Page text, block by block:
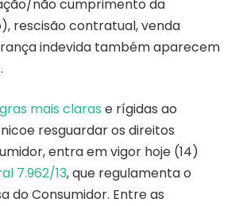
não cumprimento da
rescisão contratual, venda
indevida também aparecem
mais claras e rígidas ao
resguardar os direitos
entra em vigor hoje (14)
7.962/13, que regulamenta o
do Consumidor. Entre as